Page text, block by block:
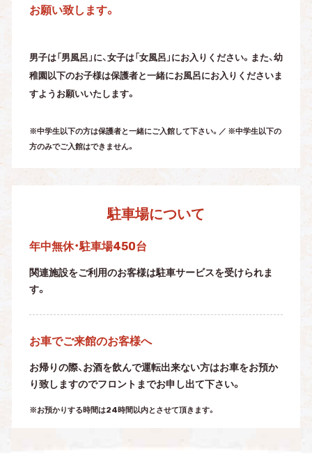
お願い致します。
男子は「男風呂」に、女子は「女風呂」にお入りください。また、幼
稚園以下のお子様は保護者と一緒にお風呂にお入りくださいま
すようお願いいたします。
※中学生以下の方は保護者と一緒にご入館して下さい。／ ※中学生以下の
方のみでご入館はできません。
駐車場について
年中無休・駐車場450台
関連施設をご利用のお客様は駐車サービスを受けられま
す。
お車でご来館のお客様へ
お帰りの際、お酒を飲んで運転出来ない方はお車をお預か
り致しますのでフロントまでお申し出て下さい。
※お預かりする時間は24時間以内とさせて頂きます。